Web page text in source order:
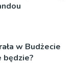
w Budżecie